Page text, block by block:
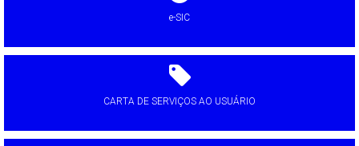
e-SIC
CARTA DE SERVIÇOS AO USUÁRIO